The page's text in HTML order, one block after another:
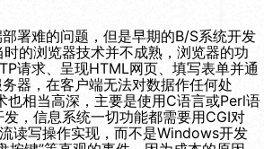
署难的问题，但是早期的B/S系统开发
的浏览器技术并不成熟，浏览器的功
请求、呈现HTML网页、填写表单并通
器，在客户端无法对数据作任何处
也相当高深，主要是使用C语言或Perl语
，信息系统一切功能都需要用CGI对
读写操作实现，而不是Windows开发